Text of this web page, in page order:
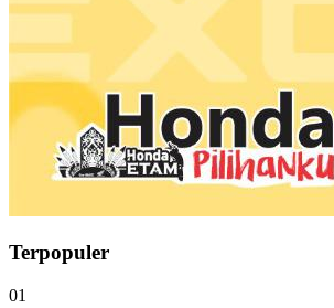
Terpopuler
01